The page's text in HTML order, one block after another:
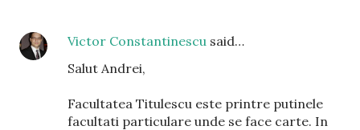
Victor Constantinescu said…
Salut Andrei,
Facultatea Titulescu este printre putinele
facultati particulare unde se face carte. In